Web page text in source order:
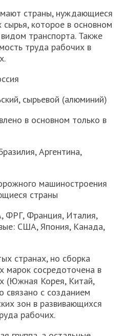
страны, нуждающиеся
которое в основном
транспорта. Также
труда рабочих в
сырьевой (алюминий)
в основном только в
Аргентина,
машиностроения
страны
ФРГ, Франция, Италия,
США, Япония, Канада,
странах, но сборка
марок сосредоточена в
(Южная Корея, Китай,
связано с созданием
зон в развивающихся
рабочих.